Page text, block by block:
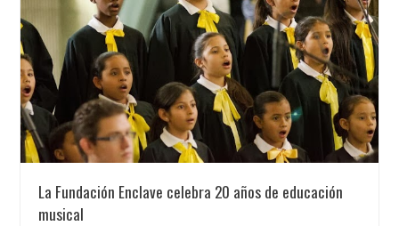
La Fundación Enclave celebra 20 años de educación
musical